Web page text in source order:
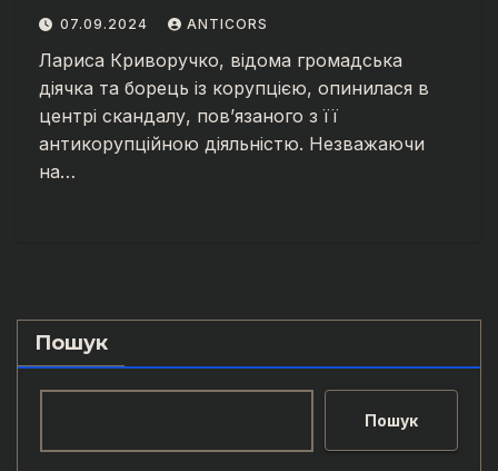
07.09.2024 ANTICORS
Лариса Криворучко, відома громадська
діячка та борець із корупцією, опинилася в
центрі скандалу, пов’язаного з її
антикорупційною діяльністю. Незважаючи
на…
Пошук
Пошук